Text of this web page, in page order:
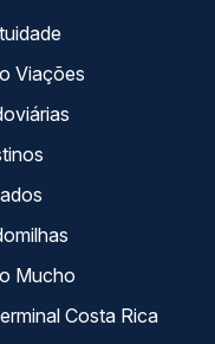
Auto Viações
Mucho
La terminal Costa Rica